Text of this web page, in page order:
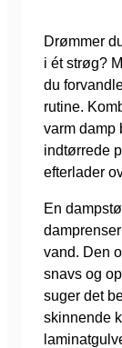
Drømmer
i ét strøg?
du
rutine.
varm damp
indtørrede
efterlader
En
vand. Den
snavs og
suger det
skinnende